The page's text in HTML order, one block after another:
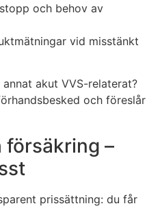
och behov av
vid misstänkt
akut VVS-relaterat?
och föreslår
försäkring –
prissättning: du får